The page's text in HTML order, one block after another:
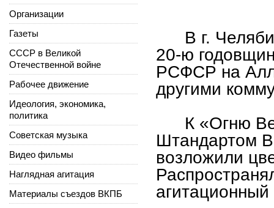
В г.
20-ю
РСФСР на
другими
К «Огню
Штандартом
возложили
Организации
Газеты
СССР в Великой
Отечественной войне
Рабочее движение
Идеология, экономика,
политика
Советская музыка
Видео фильмы
Наглядная агитация
Материалы съездов ВКПБ